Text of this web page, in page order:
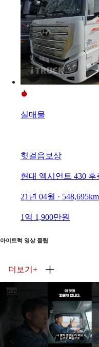
실매물
헛걸음보상
현대 엑시언트 430
21년 04월 · 548,695km
1억 1,900만원
아이트럭 영상 클립
더보기 +